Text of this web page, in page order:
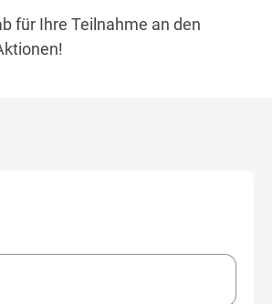
Wegbeschreibung
für Ihre Teilnahme an den